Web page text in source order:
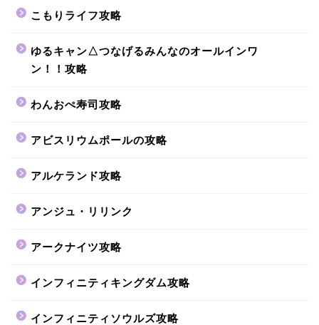
こもりライフ攻略
ゆるキャン△つなげるみんなのオールインワ
ン！！攻略
わんおぺ寿司攻略
アビスリウムポールの攻略
アルケランド攻略
アンジュ・リリンク
アークナイツ攻略
インフィニティキングダム攻略
インフィニティソウルズ攻略